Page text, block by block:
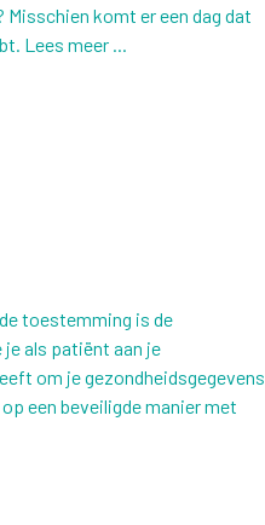
Misschien komt er een dag dat
Lees meer ...
toestemming is de
je als patiënt aan je
om je gezondheidsgegevens
een beveiligde manier met